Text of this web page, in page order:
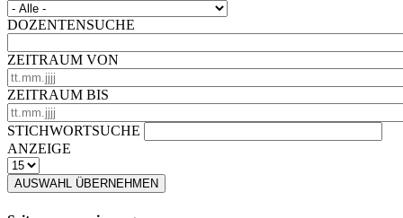
DOZENTENSUCHE
ZEITRAUM VON
ZEITRAUM BIS
STICHWORTSUCHE
ANZEIGE
AUSWAHL ÜBERNEHMEN